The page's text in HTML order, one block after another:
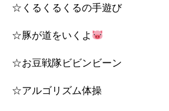
☆くるくるくるの手遊び
☆豚が道をいくよ
☆お豆戦隊ビビンビーン
☆アルゴリズム体操